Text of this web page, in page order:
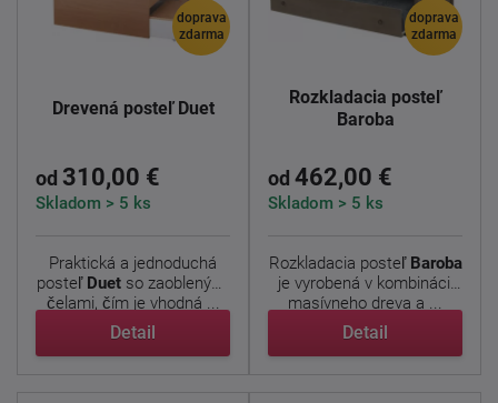
doprava
zdarma
Drevená posteľ Duet
od 310,00 €
Skladom > 5 ks
Praktická a jednoduchá
posteľ Duet so zaoblenými
čelami, čím je vhodná ...
Detail
doprava
zdarma
Rozkladacia posteľ
Baroba
od 462,00 €
Skladom > 5 ks
Rozkladacia posteľ Baroba
je vyrobená v kombinácii
masívneho dreva a ...
Detail